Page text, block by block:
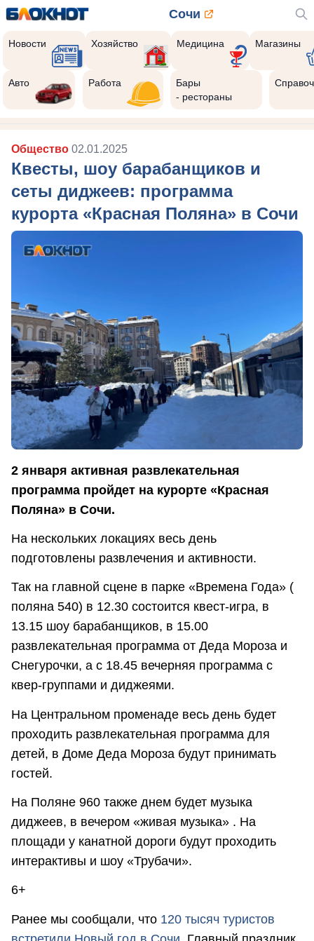
Сочи
Новости Хозяйство Медицина Магазины
Авто Работа
Бары
- рестораны
Общество 02.01.2025
Квесты, шоу барабанщиков и
сеты диджеев: программа
курорта «Красная Поляна» в Сочи
2 января активная развлекательная
программа пройдет на курорте «Красная
Поляна» в Сочи.
На нескольких локациях весь день
подготовлены развлечения и активности.
Так на главной сцене в парке «Времена Года» (
поляна 540) в 12.30 состоится квест-игра, в
13.15 шоу барабанщиков, в 15.00
развлекательная программа от Деда Мороза и
Снегурочки, а с 18.45 вечерняя программа с
квер-группами и диджеями.
На Центральном променаде весь день будет
проходить развлекательная программа для
детей, в Доме Деда Мороза будут принимать
гостей.
На Поляне 960 также днем будет музыка
диджеев, в вечером «живая музыка» . На
площади у канатной дороги будут проходить
интерактивы и шоу «Трубачи».
6+
Ранее мы сообщали, что 120 тысяч туристов